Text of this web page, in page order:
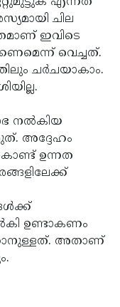
ചില
ഇവിടെ
വെച്ചത്.
ചര്‍ചയാകാം.
നല്‍കിയ
അദ്ദേഹം
ഉന്നത
ഉണ്ടാകണം
അതാണ്